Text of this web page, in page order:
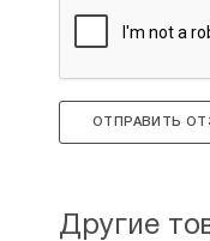
ОТПРАВИТЬ
Другие